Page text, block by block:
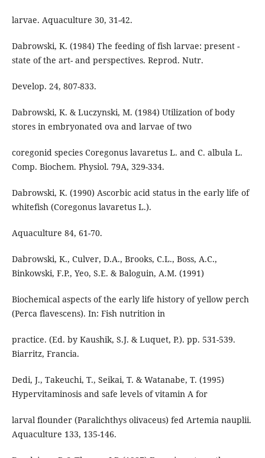
larvae. Aquaculture 30, 31-42.
Dabrowski, K. (1984) The feeding of fish larvae: present -
state of the art- and perspectives. Reprod. Nutr.
Develop. 24, 807-833.
Dabrowski, K. & Luczynski, M. (1984) Utilization of body
stores in embryonated ova and larvae of two
coregonid species Coregonus lavaretus L. and C. albula L.
Comp. Biochem. Physiol. 79A, 329-334.
Dabrowski, K. (1990) Ascorbic acid status in the early life of
whitefish (Coregonus lavaretus L.).
Aquaculture 84, 61-70.
Dabrowski, K., Culver, D.A., Brooks, C.L., Boss, A.C.,
Binkowski, F.P., Yeo, S.E. & Baloguin, A.M. (1991)
Biochemical aspects of the early life history of yellow perch
(Perca flavescens). In: Fish nutrition in
practice. (Ed. by Kaushik, S.J. & Luquet, P.). pp. 531-539.
Biarritz, Francia.
Dedi, J., Takeuchi, T., Seikai, T. & Watanabe, T. (1995)
Hypervitaminosis and safe levels of vitamin A for
larval flounder (Paralichthys olivaceus) fed Artemia nauplii.
Aquaculture 133, 135-146.